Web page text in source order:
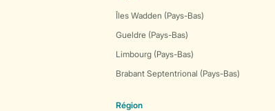
Îles Wadden (Pays-Bas)
Gueldre (Pays-Bas)
Limbourg (Pays-Bas)
Brabant Septentrional (Pays-Bas)
Région